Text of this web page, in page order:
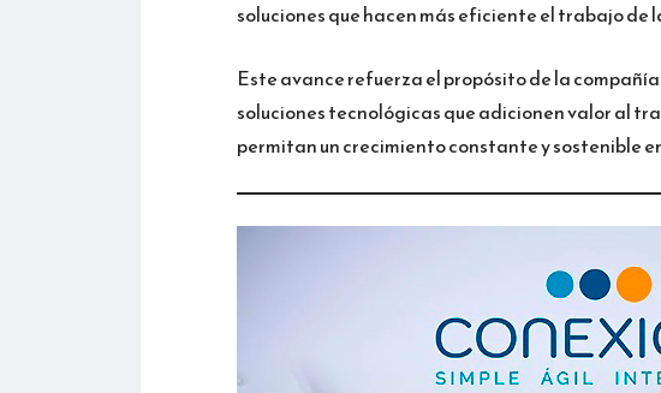
soluciones que hacen más eficiente el trabajo de
Este avance refuerza el propósito de la
soluciones tecnológicas que adicionen valor al
permitan un crecimiento constante y sostenible